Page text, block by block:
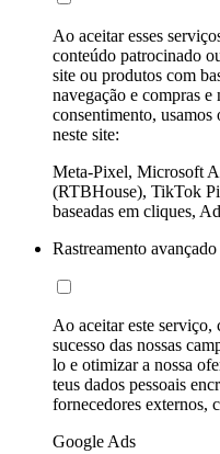
Ao aceitar esses
conteúdo patrocinado
site ou produtos com
navegação e compras
consentimento, usamos
neste site:
Meta-Pixel, Microsoft
(RTBHouse), TikTok
baseadas em cliques,
Rastreamento
Ao aceitar este serviço,
sucesso das nossas
lo e otimizar a nossa
teus dados pessoais
fornecedores externos,
Google Ads